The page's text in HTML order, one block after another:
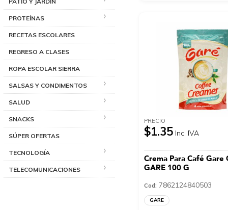
PROTEÍNAS
RECETAS ESCOLARES
REGRESO A CLASES
ROPA ESCOLAR SIERRA
SALSAS Y CONDIMENTOS
SALUD
SNACKS
SÚPER OFERTAS
TECNOLOGÍA
TELECOMUNICACIONES
PRECIO
$1.35 Inc. IVA
Crema Para Café Gare
GARE 100 G
Cod: 7862124840503
GARE